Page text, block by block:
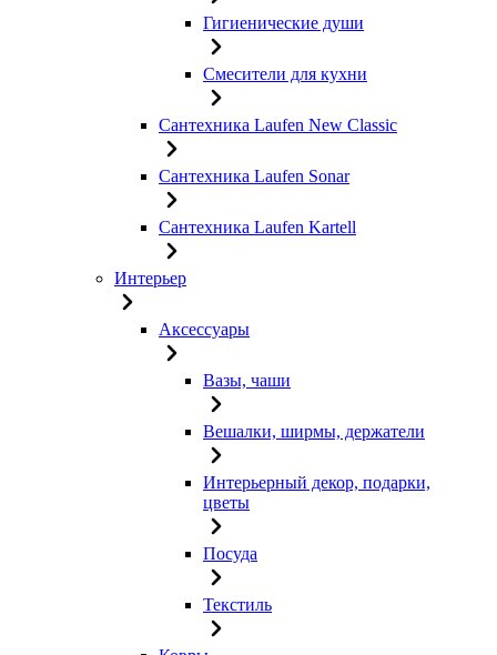
Гигиенические души
Смесители для кухни
Сантехника Laufen New Classic
Сантехника Laufen Sonar
Сантехника Laufen Kartell
Интерьер
Аксессуары
Вазы, чаши
Вешалки, ширмы, держатели
Интерьерный декор, подарки,
цветы
Посуда
Текстиль